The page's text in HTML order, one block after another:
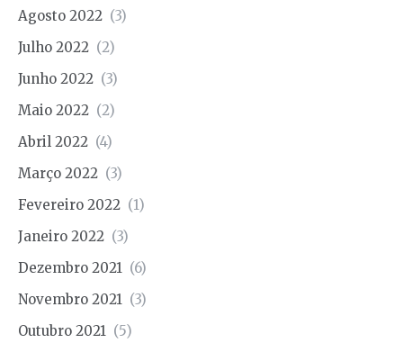
Agosto 2022 (3)
Julho 2022 (2)
Junho 2022 (3)
Maio 2022 (2)
Abril 2022 (4)
Março 2022 (3)
Fevereiro 2022 (1)
Janeiro 2022 (3)
Dezembro 2021 (6)
Novembro 2021 (3)
Outubro 2021 (5)